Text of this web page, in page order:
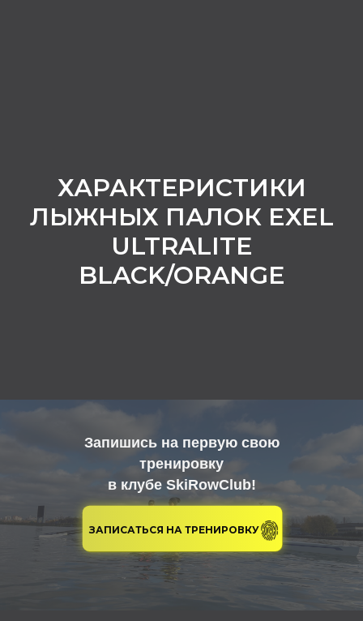
ХАРАКТЕРИСТИКИ
ЛЫЖНЫХ ПАЛОК EXEL
ULTRALITE
BLACK/ORANGE
Запишись на первую свою
тренировку
в клубе SkiRowClub!
ЗАПИСАТЬСЯ НА ТРЕНИРОВКУ